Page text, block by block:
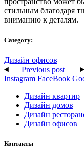
стильным благодаря
вниманию к деталям.
Category:
Дизайн офисов
Previous post
Instagram FaceBook
Дизайн квартир
Дизайн домов
Дизайн
Дизайн офисов
Контакты